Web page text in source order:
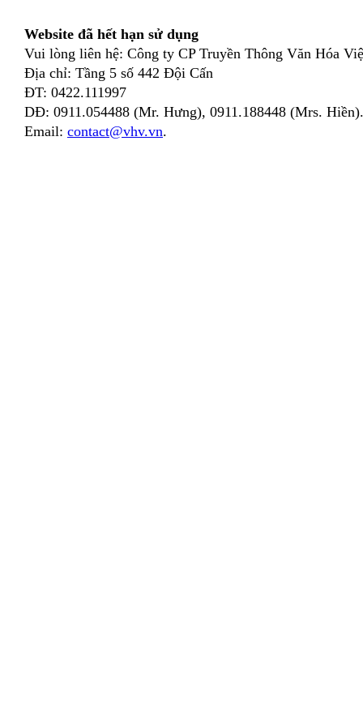
Website đã hết hạn sử dụng
Vui lòng liên hệ: Công ty CP Truyền Thông Văn Hóa
Địa chỉ: Tầng 5 số 442 Đội Cấn
ĐT: 0422.111997
DĐ: 0911.054488 (Mr. Hưng), 0911.188448 (Mrs. Hiền).
Email: contact@vhv.vn.